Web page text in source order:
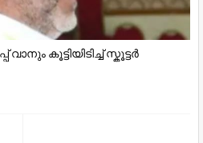
വാനും കൂട്ടിയിടിച്ച് സ്കൂട്ടർ